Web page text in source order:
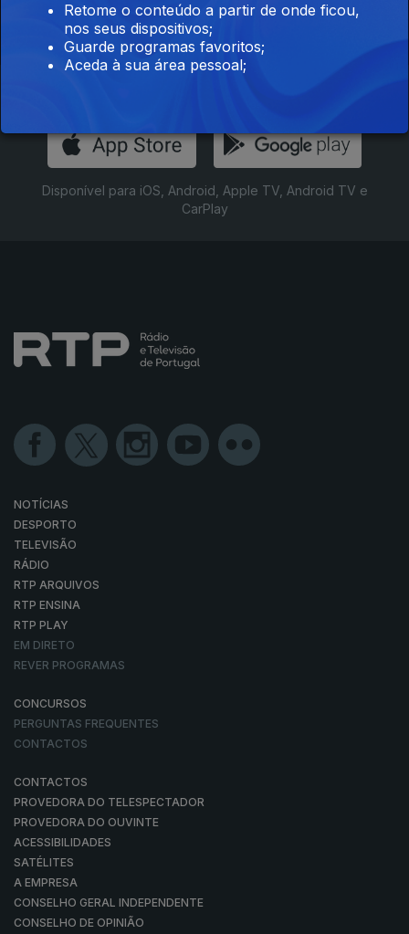
Disponível para iOS, Android, Apple TV, Android TV e
CarPlay
NOTÍCIAS
DESPORTO
TELEVISÃO
RÁDIO
RTP ARQUIVOS
RTP ENSINA
RTP PLAY
EM DIRETO
REVER PROGRAMAS
CONCURSOS
PERGUNTAS FREQUENTES
CONTACTOS
CONTACTOS
PROVEDORA DO TELESPECTADOR
PROVEDORA DO OUVINTE
ACESSIBILIDADES
SATÉLITES
A EMPRESA
CONSELHO GERAL INDEPENDENTE
CONSELHO DE OPINIÃO
Retome o conteúdo a partir de onde ficou,
nos seus dispositivos;
Guarde programas favoritos;
Aceda à sua área pessoal;